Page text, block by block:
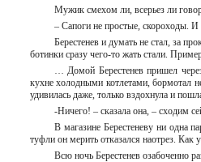
Мужик смехом ли, всерьез ли
– Сапоги не простые, скороходы.
Берестенев и думать не стал, за
ботинки сразу чего-то жать стали.
… Домой Берестенев пришел
кухне холодными котлетами, бормотал
удивилась даже, только вздохнула и
-Ничего! – сказала она, – сходим
В магазине Берестеневу ни одна
туфли он мерить отказался наотрез.
Всю ночь Берестенев озабоченно